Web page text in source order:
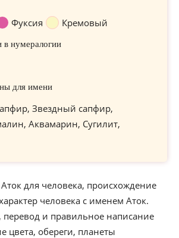
Фуксия Кремовый
в нумералогии
для имени
Звездный сапфир,
Аквамарин, Сугилит,
для человека, происхождение
человека с именем Аток.
перевод и правильное написание
цвета, обереги, планеты